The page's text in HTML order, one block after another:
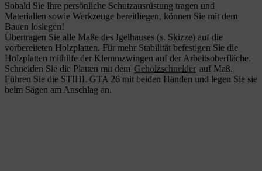
Sobald Sie Ihre persönliche Schutzausrüstung tragen und
Materialien sowie Werkzeuge bereitliegen, können Sie mit dem
Bauen loslegen!
Übertragen Sie alle Maße des Igelhauses (s. Skizze) auf die
vorbereiteten Holzplatten. Für mehr Stabilität befestigen Sie die
Holzplatten mithilfe der Klemmzwingen auf der Arbeitsoberfläche.
Schneiden Sie die Platten mit dem Gehölzschneider auf Maß.
Führen Sie die STIHL GTA 26 mit beiden Händen und legen Sie sie
beim Sägen am Anschlag an.